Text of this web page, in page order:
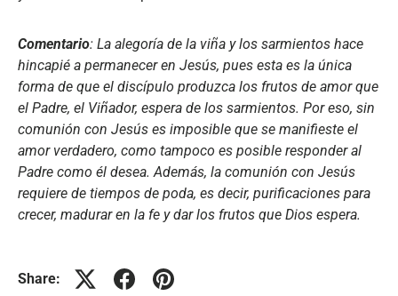
Comentario: La alegoría de la viña y los sarmientos hace
hincapié a permanecer en Jesús, pues esta es la única
forma de que el discípulo produzca los frutos de amor que
el Padre, el Viñador, espera de los sarmientos. Por eso, sin
comunión con Jesús es imposible que se manifieste el
amor verdadero, como tampoco es posible responder al
Padre como él desea. Además, la comunión con Jesús
requiere de tiempos de poda, es decir, purificaciones para
crecer, madurar en la fe y dar los frutos que Dios espera.
Share: